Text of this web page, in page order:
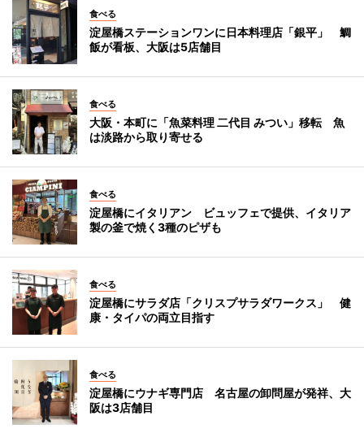
食べる
淀屋橋ステーションワンに日本料理店「銀平」 鯛
飯が看板、大阪は5店舗目
食べる
大阪・本町に「魚菜料理 二代目 みつい」移転 魚
は淡路から取り寄せる
食べる
淀屋橋にイタリアン ビュッフェで提供、イタリア
製の釜で焼く3種のピザも
食べる
淀屋橋にサラダ店「クリスプサラダワークス」 健
康・タイパの両立目指す
食べる
淀屋橋にウナギ専門店 名古屋の卸問屋が発祥、大
阪は3店舗目